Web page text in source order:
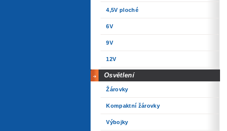
4,5V ploché
6V
9V
12V
Osvětlení
Žárovky
Kompaktní žárovky
Výbojky